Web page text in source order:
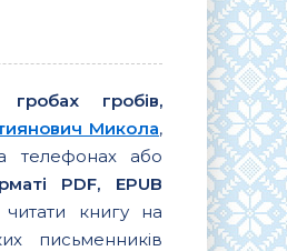
гробів,
Микола,
телефонах або
PDF, EPUB
книгу на
письменників